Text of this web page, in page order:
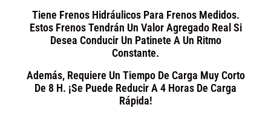
Tiene Frenos Hidráulicos Para Frenos Medidos.
Estos Frenos Tendrán Un Valor Agregado Real Si
Desea Conducir Un Patinete A Un Ritmo
Constante.
Además, Requiere Un Tiempo De Carga Muy Corto
De 8 H. ¡Se Puede Reducir A 4 Horas De Carga
Rápida!